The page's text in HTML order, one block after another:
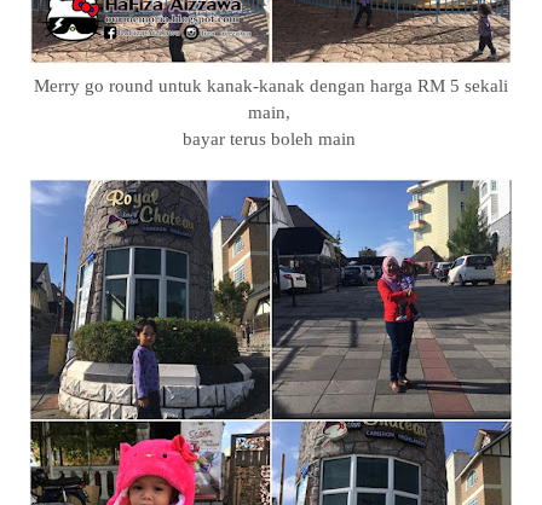
Merry go round untuk kanak-kanak dengan harga RM 5 sekali
main,
bayar terus boleh main